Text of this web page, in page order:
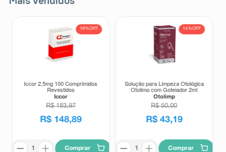
19%OFF
Iccor 2,5mg 100 Comprimidos
Revestidos
Iccor
R$ 183,97
R$ 148,89
Comprar
14%OFF
Solução para Limpeza Otológica
Otolimp com Gotejador 2ml
Otolimp
R$ 50,00
R$ 43,19
Comprar